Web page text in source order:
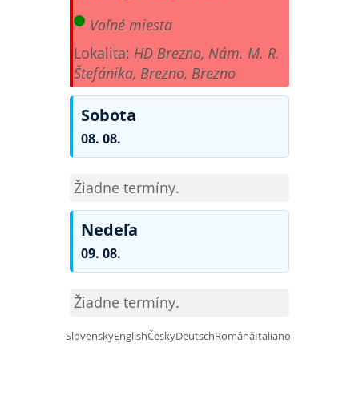
Voľné miesta
Lokalita: HD Brezno, Nám. M. R.
Štefánika, Brezno, Brezno
Sobota
08. 08.
Žiadne termíny.
Nedeľa
09. 08.
Žiadne termíny.
SlovenskyEnglishČeskyDeutschRomânăItaliano